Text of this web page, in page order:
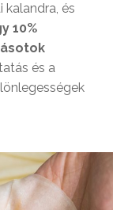
és
10%
és a